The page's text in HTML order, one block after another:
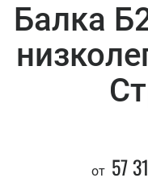
Балка
от 57